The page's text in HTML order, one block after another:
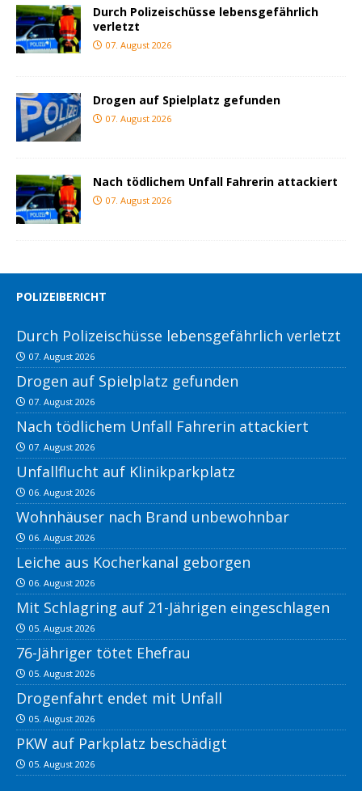
Durch Polizeischüsse lebensgefährlich
verletzt
07. August 2026
Drogen auf Spielplatz gefunden
07. August 2026
Nach tödlichem Unfall Fahrerin attackiert
07. August 2026
POLIZEIBERICHT
Durch Polizeischüsse lebensgefährlich verletzt
07. August 2026
Drogen auf Spielplatz gefunden
07. August 2026
Nach tödlichem Unfall Fahrerin attackiert
07. August 2026
Unfallflucht auf Klinikparkplatz
06. August 2026
Wohnhäuser nach Brand unbewohnbar
06. August 2026
Leiche aus Kocherkanal geborgen
06. August 2026
Mit Schlagring auf 21-Jährigen eingeschlagen
05. August 2026
76-Jähriger tötet Ehefrau
05. August 2026
Drogenfahrt endet mit Unfall
05. August 2026
PKW auf Parkplatz beschädigt
05. August 2026